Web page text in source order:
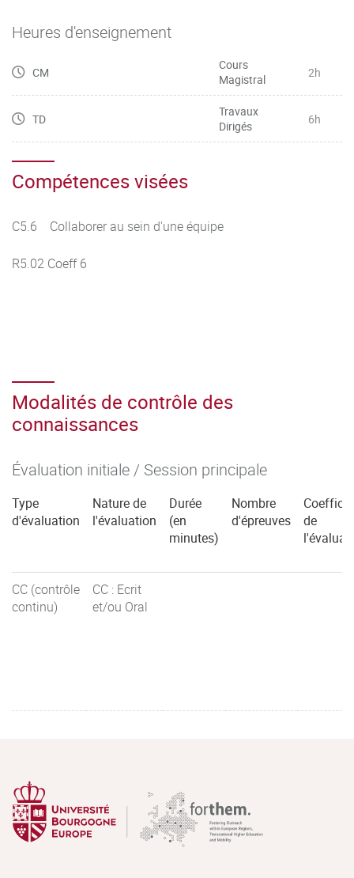
Heures d'enseignement
CM
Cours
Magistral
2h
TD
Travaux
Dirigés
6h
Compétences visées
C5.6 Collaborer au sein d'une équipe
R5.02 Coeff 6
Modalités de contrôle des
connaissances
Évaluation initiale / Session principale
Type
d'évaluation
Nature de
l'évaluation
Durée
(en
minutes)
Nombre
d'épreuves
de
CC (contrôle
continu)
CC : Ecrit
et/ou Oral